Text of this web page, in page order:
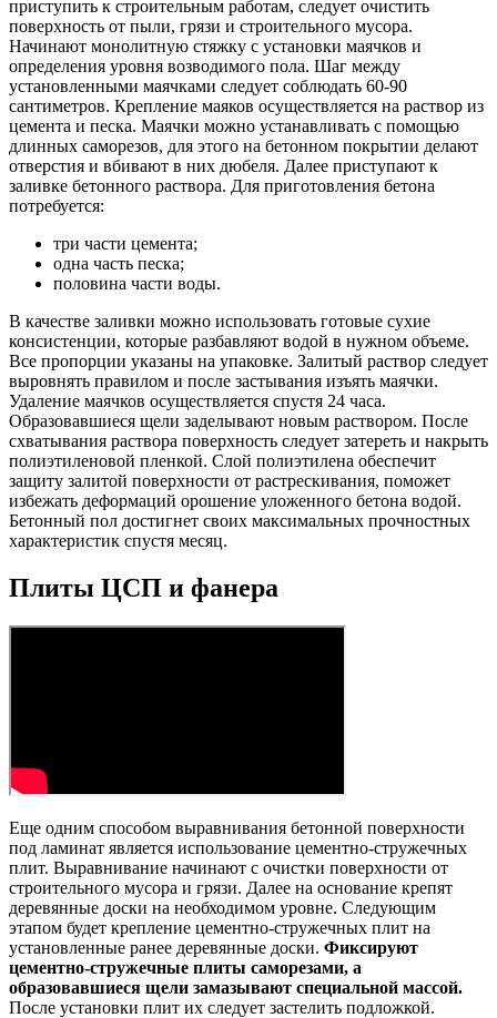
приступить к строительным работам, следует очистить
поверхность от пыли, грязи и строительного мусора.
Начинают монолитную стяжку с установки маячков и
определения уровня возводимого пола. Шаг между
установленными маячками следует соблюдать 60-90
сантиметров. Крепление маяков осуществляется на раствор из
цемента и песка. Маячки можно устанавливать с помощью
длинных саморезов, для этого на бетонном покрытии делают
отверстия и вбивают в них дюбеля. Далее приступают к
заливке бетонного раствора. Для приготовления бетона
потребуется:
три части цемента;
одна часть песка;
половина части воды.
В качестве заливки можно использовать готовые сухие
консистенции, которые разбавляют водой в нужном объеме.
Все пропорции указаны на упаковке. Залитый раствор следует
выровнять правилом и после застывания изъять маячки.
Удаление маячков осуществляется спустя 24 часа.
Образовавшиеся щели заделывают новым раствором. После
схватывания раствора поверхность следует затереть и накрыть
полиэтиленовой пленкой. Слой полиэтилена обеспечит
защиту залитой поверхности от растрескивания, поможет
избежать деформаций орошение уложенного бетона водой.
Бетонный пол достигнет своих максимальных прочностных
характеристик спустя месяц.
Плиты ЦСП и фанера
Еще одним способом выравнивания бетонной поверхности
под ламинат является использование цементно-стружечных
плит. Выравнивание начинают с очистки поверхности от
строительного мусора и грязи. Далее на основание крепят
деревянные доски на необходимом уровне. Следующим
этапом будет крепление цементно-стружечных плит на
установленные ранее деревянные доски. Фиксируют
цементно-стружечные плиты саморезами, а
образовавшиеся щели замазывают специальной массой.
После установки плит их следует застелить подложкой.